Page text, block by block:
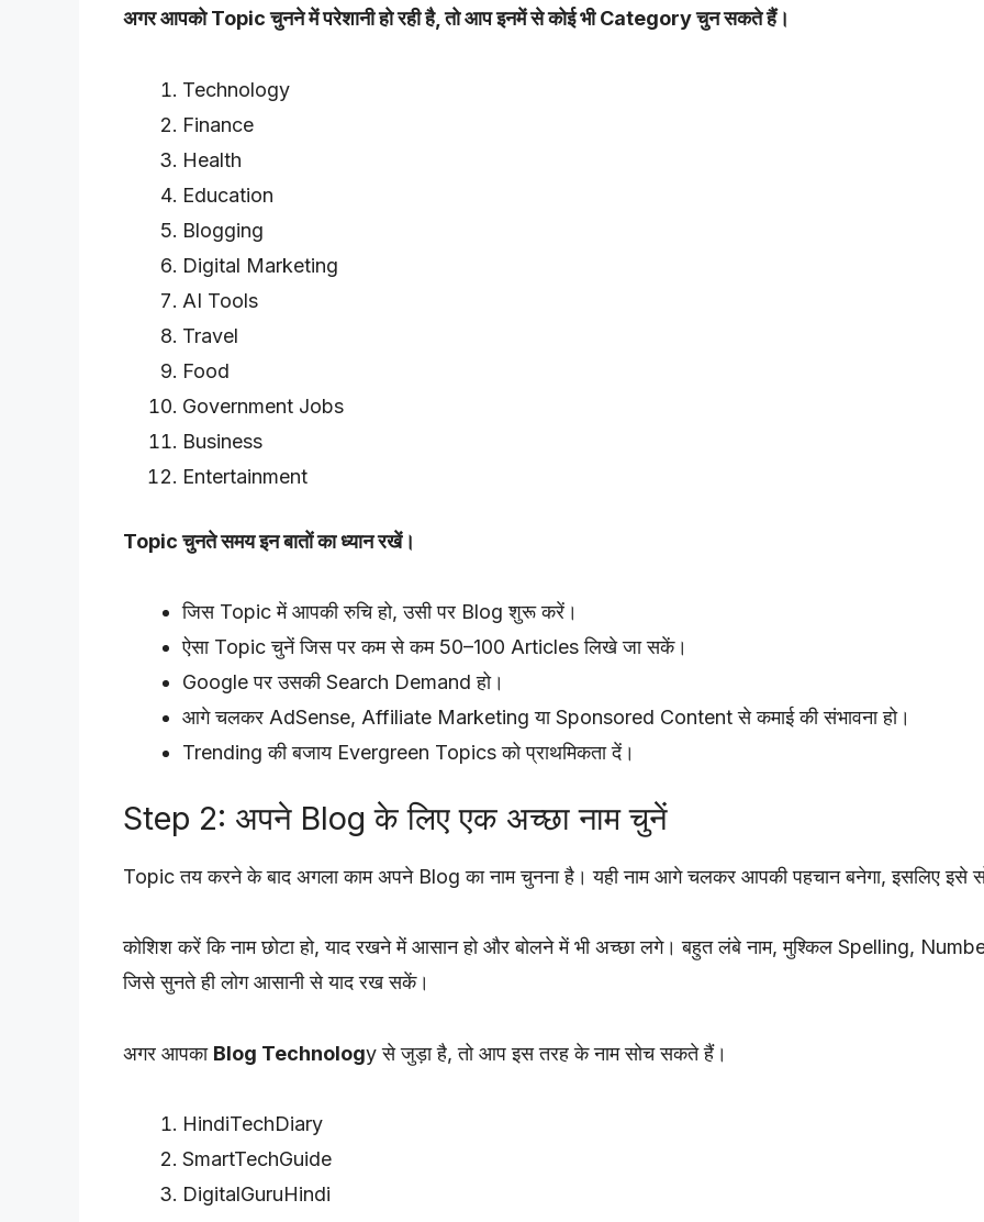
अगर आपको Topic चुनने में परेशानी हो रही है, तो आप इनमें से कोई भी Category चुन सकते हैं।
Technology
Finance
Health
Education
Blogging
Digital Marketing
AI Tools
Travel
Food
Government Jobs
Business
Entertainment
Topic चुनते समय इन बातों का ध्यान रखें।
जिस Topic में आपकी रुचि हो, उसी पर Blog शुरू करें।
ऐसा Topic चुनें जिस पर कम से कम 50–100 Articles लिखे जा सकें।
Google पर उसकी Search Demand हो।
आगे चलकर AdSense, Affiliate Marketing या Sponsored Content से कमाई की संभावना हो।
Trending की बजाय Evergreen Topics को प्राथमिकता दें।
Step 2: अपने Blog के लिए एक अच्छा नाम चुनें
Topic तय करने के बाद अगला काम अपने Blog का नाम चुनना है। यही नाम आगे चलकर आपकी पहचान बनेगा, इसलिए
कोशिश करें कि नाम छोटा हो, याद रखने में आसान हो और बोलने में भी अच्छा लगे। बहुत लंबे नाम, मुश्किल Spelling,
जिसे सुनते ही लोग आसानी से याद रख सकें।
अगर आपका Blog Technology से जुड़ा है, तो आप इस तरह के नाम सोच सकते हैं।
HindiTechDiary
SmartTechGuide
DigitalGuruHindi